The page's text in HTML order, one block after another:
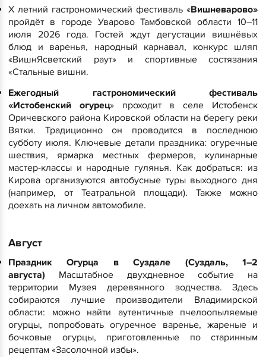
X летний гастрономический фестиваль «Вишневарово»
пройдёт в городе Уварово Тамбовской области 10–11
июля 2026 года. Гостей ждут дегустации вишнёвых
блюд и варенья, народный карнавал, конкурс шляп
«ВишнЯсветский раут» и спортивные состязания
«Стальные вишни.
Ежегодный гастрономический фестиваль
«Истобенский огурец» проходит в селе Истобенск
Оричевского района Кировской области на берегу реки
Вятки. Традиционно он проводится в последнюю
субботу июля. Ключевые детали праздника: огуречные
шествия, ярмарка местных фермеров, кулинарные
мастер-классы и народные гулянья. Как добраться: из
Кирова организуются автобусные туры выходного дня
(например, от Театральной площади). Также можно
доехать на личном автомобиле.
​Август
Праздник Огурца в Суздале (Суздаль, 1–2
августа) Масштабное двухдневное событие на
территории Музея деревянного зодчества. Здесь
собираются лучшие производители Владимирской
области: можно найти аутентичные пчелоопыляемые
огурцы, попробовать огуречное варенье, жареные и
бочковые огурцы, приготовленные по старинным
рецептам «Засолочной избы».